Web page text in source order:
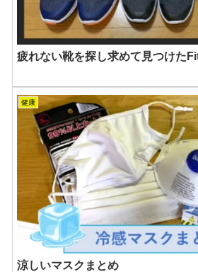
疲れない靴を探し求めて見つけた
健康
涼しいマスクまとめ